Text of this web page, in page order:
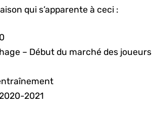
qui s’apparente à ceci :
– Début du marché des joueurs
2021